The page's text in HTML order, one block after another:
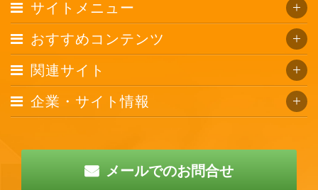
サイトメニュー
おすすめコンテンツ
関連サイト
企業・サイト情報
メールでのお問合せ